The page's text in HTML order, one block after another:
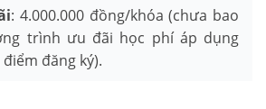
: 4.000.000 đồng/khóa (chưa bao
trình ưu đãi học phí áp dụng
đăng ký).